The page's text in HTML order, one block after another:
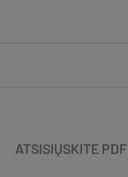
ATSISIŲSKITE PDF